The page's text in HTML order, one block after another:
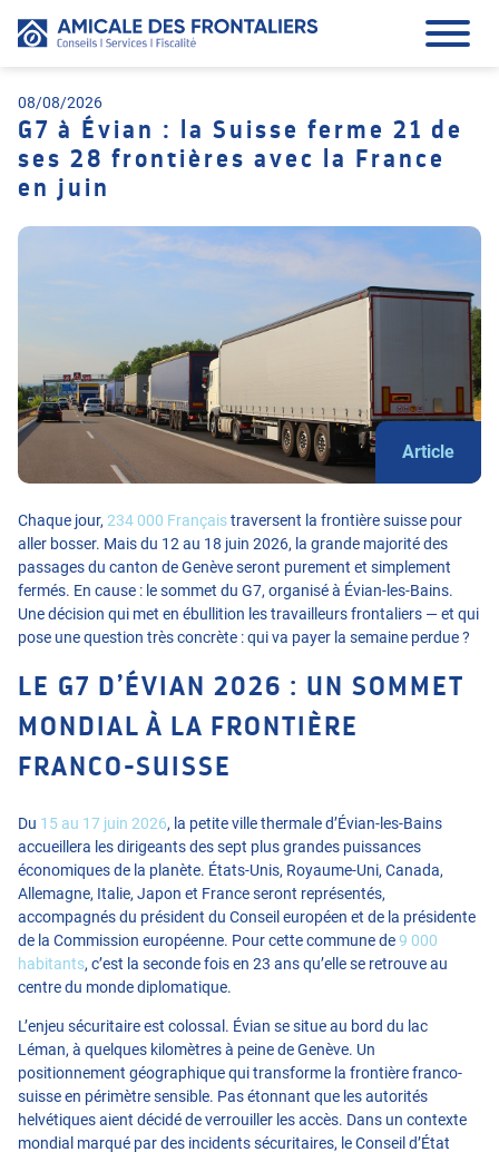
08/08/2026
G7 à Évian : la Suisse ferme 21 de
ses 28 frontières avec la France
en juin
Article
Chaque jour, 234 000 Françaistraversent la frontière suisse pour
aller bosser. Mais du 12 au 18 juin 2026, la grande majorité des
passages du canton de Genève seront purement et simplement
fermés. En cause : le sommet du G7, organisé à Évian-les-Bains.
Une décision qui met en ébullition les travailleurs frontaliers — et qui
pose une question très concrète : qui va payer la semaine perdue ?
LE G7 D’ÉVIAN 2026 : UN SOMMET
MONDIAL À LA FRONTIÈRE
FRANCO-SUISSE
Du 15 au 17 juin 2026, la petite ville thermale d’Évian-les-Bains
accueillera les dirigeants des sept plus grandes puissances
économiques de la planète. États-Unis, Royaume-Uni, Canada,
Allemagne, Italie, Japon et France seront représentés,
accompagnés du président du Conseil européen et de la présidente
de la Commission européenne. Pour cette commune de9 000
habitants, c’est la seconde fois en 23 ans qu’elle se retrouve au
centre du monde diplomatique.
L’enjeu sécuritaire est colossal. Évian se situe au bord du lac
Léman, à quelques kilomètres à peine de Genève. Un
positionnement géographique qui transforme la frontière franco-
suisse en périmètre sensible. Pas étonnant que les autorités
helvétiques aient décidé de verrouiller les accès. Dans un contexte
mondial marqué par des incidents sécuritaires, le Conseil d’État